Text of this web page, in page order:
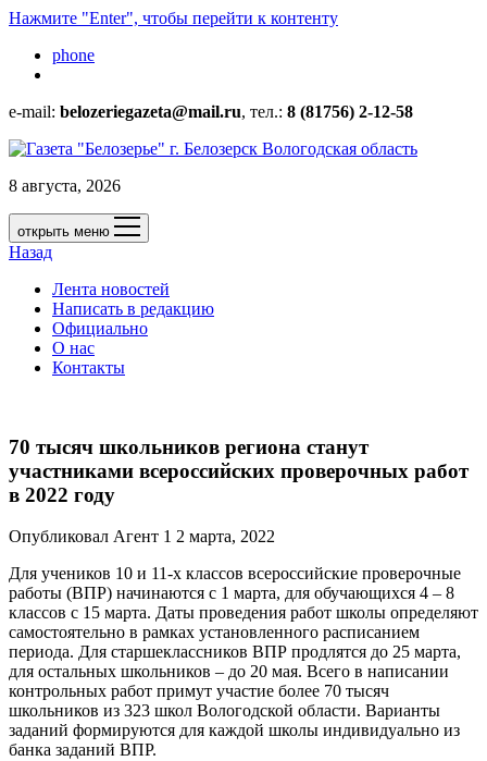
Нажмите "Enter", чтобы перейти к контенту
phone
e-mail: belozeriegazeta@mail.ru, тел.: 8 (81756) 2-12-58
8 августа, 2026
открыть меню
Назад
Лента новостей
Написать в редакцию
Официально
О нас
Контакты
70 тысяч школьников региона станут
участниками всероссийских проверочных работ
в 2022 году
Опубликовал Агент 1 2 марта, 2022
Для учеников 10 и 11-х классов всероссийские проверочные
работы (ВПР) начинаются с 1 марта, для обучающихся 4 – 8
классов с 15 марта. Даты проведения работ школы определяют
самостоятельно в рамках установленного расписанием
периода. Для старшеклассников ВПР продлятся до 25 марта,
для остальных школьников – до 20 мая. Всего в написании
контрольных работ примут участие более 70 тысяч
школьников из 323 школ Вологодской области. Варианты
заданий формируются для каждой школы индивидуально из
банка заданий ВПР.